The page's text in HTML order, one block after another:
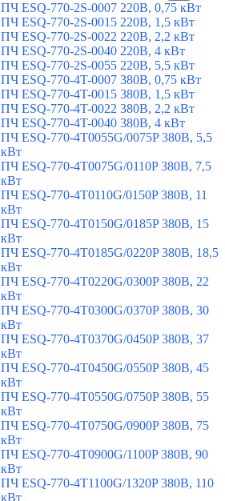
ПЧ ESQ-770-2S-0007 220В, 0,75 кВт
ПЧ ESQ-770-2S-0015 220В, 1,5 кВт
ПЧ ESQ-770-2S-0022 220В, 2,2 кВт
ПЧ ESQ-770-2S-0040 220В, 4 кВт
ПЧ ESQ-770-2S-0055 220В, 5,5 кВт
ПЧ ESQ-770-4T-0007 380В, 0,75 кВт
ПЧ ESQ-770-4T-0015 380В, 1,5 кВт
ПЧ ESQ-770-4T-0022 380В, 2,2 кВт
ПЧ ESQ-770-4T-0040 380В, 4 кВт
ПЧ ESQ-770-4T0055G/0075P 380В, 5,5
кВт
ПЧ ESQ-770-4T0075G/0110P 380В, 7,5
кВт
ПЧ ESQ-770-4T0110G/0150P 380В, 11
кВт
ПЧ ESQ-770-4T0150G/0185P 380В, 15
кВт
ПЧ ESQ-770-4T0185G/0220P 380В, 18,5
кВт
ПЧ ESQ-770-4T0220G/0300P 380В, 22
кВт
ПЧ ESQ-770-4T0300G/0370P 380В, 30
кВт
ПЧ ESQ-770-4T0370G/0450P 380В, 37
кВт
ПЧ ESQ-770-4T0450G/0550P 380В, 45
кВт
ПЧ ESQ-770-4T0550G/0750P 380В, 55
кВт
ПЧ ESQ-770-4T0750G/0900P 380В, 75
кВт
ПЧ ESQ-770-4T0900G/1100P 380В, 90
кВт
ПЧ ESQ-770-4T1100G/1320P 380В, 110
кВт